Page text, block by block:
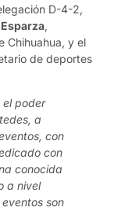
D-4-2,
,
Chihuahua, y el
de deportes
el poder
a
con
con
conocida
a nivel
son